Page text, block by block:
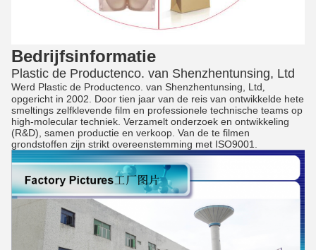
Bedrijfsinformatie
Plastic de Productenco. van Shenzhentunsing, Ltd
Werd Plastic de Productenco. van Shenzhentunsing, Ltd,
opgericht in 2002. Door tien jaar van de reis van ontwikkelde hete
smeltings zelfklevende film en professionele technische teams op
high-molecular techniek. Verzamelt onderzoek en ontwikkeling
(R&D), samen productie en verkoop. Van de te filmen
grondstoffen zijn strikt overeenstemming met ISO9001.